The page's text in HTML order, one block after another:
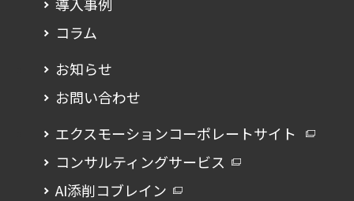
コラム
お知らせ
お問い合わせ
エクスモーションコーポレートサイト
コンサルティングサービス
AI添削コブレイン